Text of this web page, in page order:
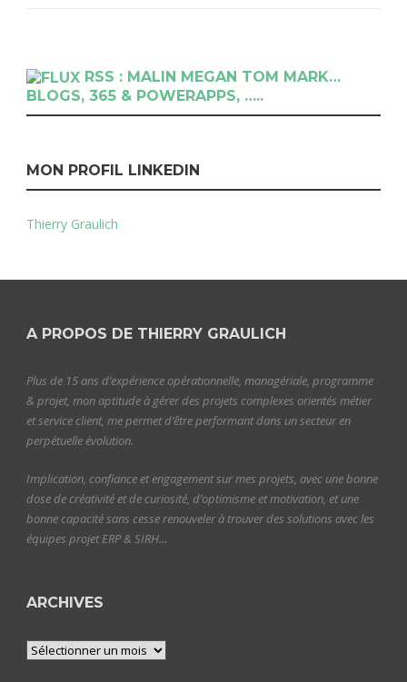
RSS : MALIN MEGAN TOM MARK…
BLOGS, 365 & POWERAPPS, …..
MON PROFIL LINKEDIN
Thierry Graulich
A PROPOS DE THIERRY GRAULICH
Plus de 15 ans d’expérience opérationnelle, managériale, programme
& projet, mon aptitude à gérer des projets complexes orientés métier
et service client, me permet d’être performant dans un secteur en
perpétuelle évolution.
Implication, confiance et engagement sur mes projets, avec une bonne
dose de créativité et de curiosité, d’optimisme et motivation, et une
bonne capacité sans cesse renouveler à trouver des solutions avec les
équipes projet ERP & SIRH…
ARCHIVES
Archives